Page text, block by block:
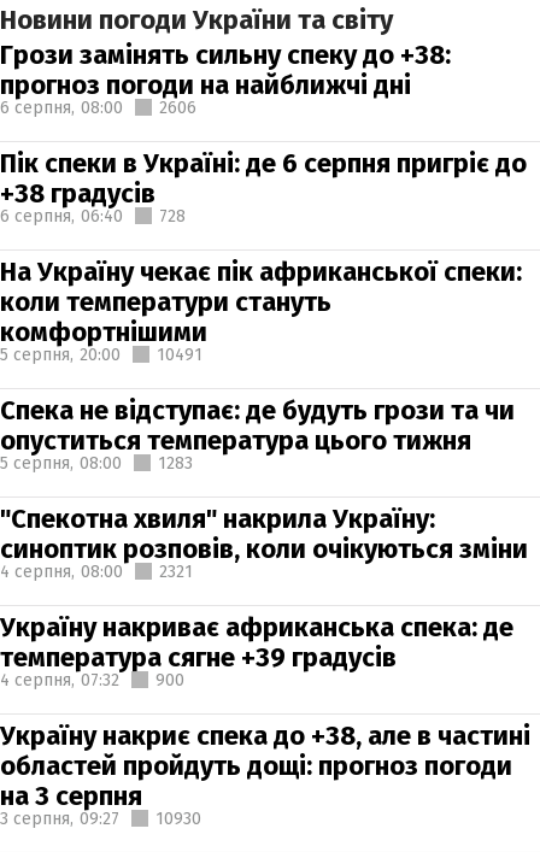
Новини погоди України та світу
Грози замінять сильну спеку до +38:
прогноз погоди на найближчі дні
6 серпня, 08:00 2606
Пік спеки в Україні: де 6 серпня пригріє до
+38 градусів
6 серпня, 06:40 728
На Україну чекає пік африканської спеки:
коли температури стануть
комфортнішими
5 серпня, 20:00 10491
Спека не відступає: де будуть грози та чи
опуститься температура цього тижня
5 серпня, 08:00 1283
"Спекотна хвиля" накрила Україну:
синоптик розповів, коли очікуються зміни
4 серпня, 08:00 2321
Україну накриває африканська спека: де
температура сягне +39 градусів
4 серпня, 07:32 900
Україну накриє спека до +38, але в частині
областей пройдуть дощі: прогноз погоди
на 3 серпня
3 серпня, 09:27 10930